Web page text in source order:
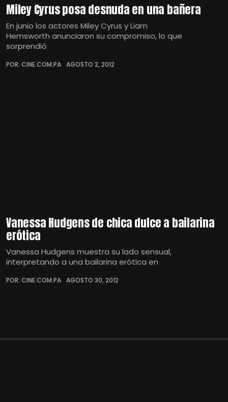
Miley Cyrus posa desnuda en una bañera
En junio los actores Miley Cyrus y Liam
Hemsworth anunciaron su compromiso, lo que
sorprendió
POR: CINE.COM.PA AGOSTO 2, 2012
Vanessa Hudgens de chica dulce a bailarina
erótica
Vanessa Hudgens muestra su lado sensual,
interpretando a una bailarina erótica en
POR: CINE.COM.PA AGOSTO 30, 2012